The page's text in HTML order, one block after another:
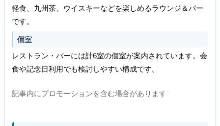
軽食、九州茶、ウイスキーなどを楽しめるラウンジ＆バー
です。
個室
レストラン・バーには計6室の個室が案内されています。会
食や記念日利用でも検討しやすい構成です。
記事内にプロモーションを含む場合があります